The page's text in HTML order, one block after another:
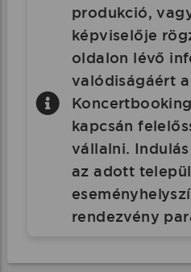
produkció,
képviselője
oldalon lévő
valódiságáért a
kapcsán
vállalni.
az adott
rendezvény